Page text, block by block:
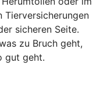
Tierversicherungen
sicheren Seite.
zu Bruch geht,
gut geht.